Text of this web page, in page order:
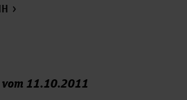
11.10.2011